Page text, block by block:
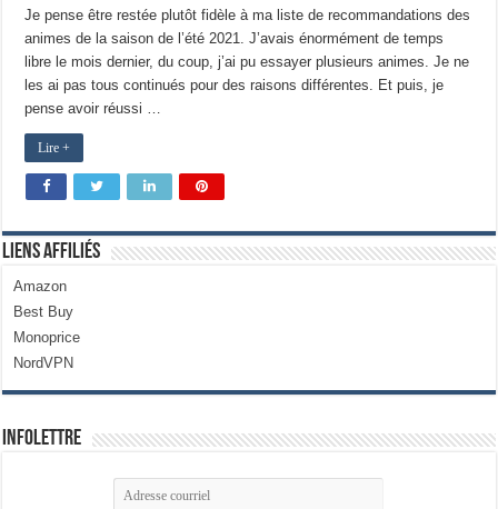
Je pense être restée plutôt fidèle à ma liste de recommandations des
animes de la saison de l’été 2021. J’avais énormément de temps
libre le mois dernier, du coup, j’ai pu essayer plusieurs animes. Je ne
les ai pas tous continués pour des raisons différentes. Et puis, je
pense avoir réussi …
Lire +
Liens Affiliés
Amazon
Best Buy
Monoprice
NordVPN
Infolettre